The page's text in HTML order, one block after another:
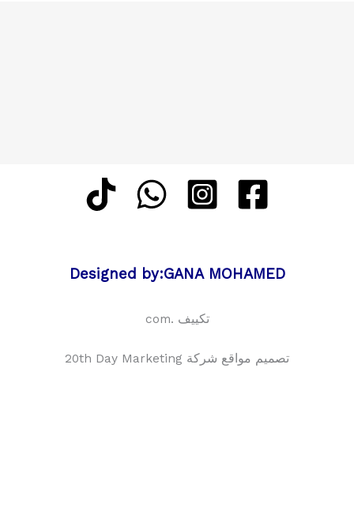
Designed by:GANA MOHAMED
تكييف .com
تصميم مواقع شركة 20th Day Marketing